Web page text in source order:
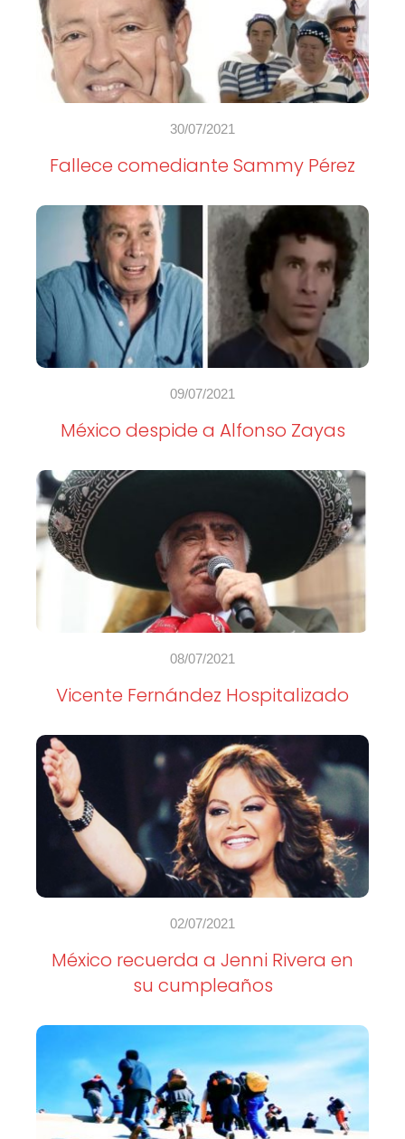
30/07/2021
Fallece comediante Sammy Pérez
09/07/2021
México despide a Alfonso Zayas
08/07/2021
Vicente Fernández Hospitalizado
02/07/2021
México recuerda a Jenni Rivera en
su cumpleaños